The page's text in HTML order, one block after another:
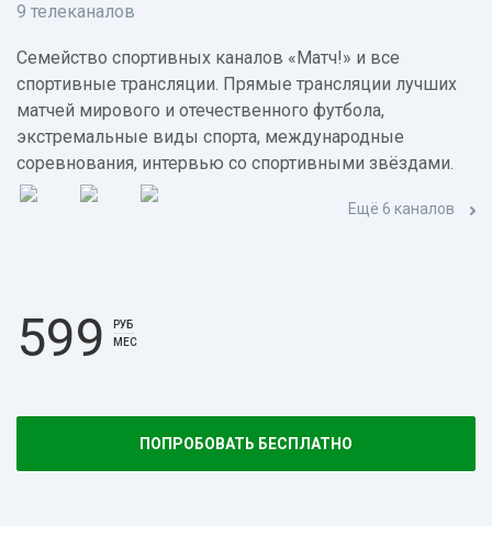
9 телеканалов
Семейство спортивных каналов «Матч!» и все
спортивные трансляции. Прямые трансляции лучших
матчей мирового и отечественного футбола,
экстремальные виды спорта, международные
соревнования, интервью со спортивными звёздами.
Ещё 6 каналов
599
РУБ
МЕС
ПОПРОБОВАТЬ БЕСПЛАТНО